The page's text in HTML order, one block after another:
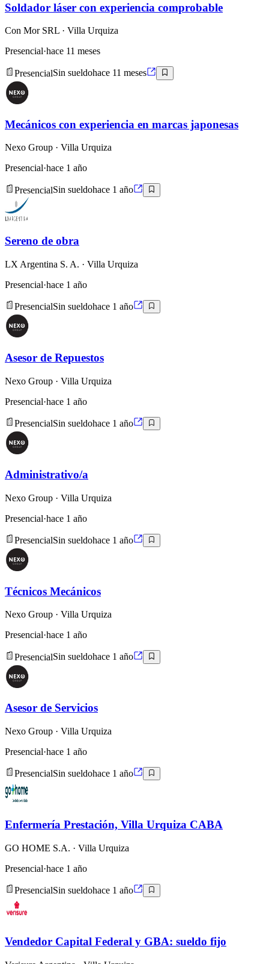
Soldador láser con experiencia comprobable
Con Mor SRL · Villa Urquiza
Presencial·hace 11 meses
PresencialSin sueldohace 11 meses
Mecánicos con experiencia en marcas japonesas
Nexo Group · Villa Urquiza
Presencial·hace 1 año
PresencialSin sueldohace 1 año
Sereno de obra
LX Argentina S. A. · Villa Urquiza
Presencial·hace 1 año
PresencialSin sueldohace 1 año
Asesor de Repuestos
Nexo Group · Villa Urquiza
Presencial·hace 1 año
PresencialSin sueldohace 1 año
Administrativo/a
Nexo Group · Villa Urquiza
Presencial·hace 1 año
PresencialSin sueldohace 1 año
Técnicos Mecánicos
Nexo Group · Villa Urquiza
Presencial·hace 1 año
PresencialSin sueldohace 1 año
Asesor de Servicios
Nexo Group · Villa Urquiza
Presencial·hace 1 año
PresencialSin sueldohace 1 año
Enfermería Prestación, Villa Urquiza CABA
GO HOME S.A. · Villa Urquiza
Presencial·hace 1 año
PresencialSin sueldohace 1 año
Vendedor Capital Federal y GBA: sueldo fijo